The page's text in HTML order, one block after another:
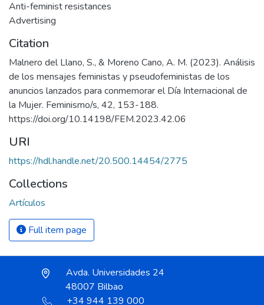
Anti-feminist resistances
Advertising
Citation
Malnero del Llano, S., & Moreno Cano, A. M. (2023). Análisis
de los mensajes feministas y pseudofeministas de los
anuncios lanzados para conmemorar el Día Internacional de
la Mujer. Feminismo/s, 42, 153-188.
https://doi.org/10.14198/FEM.2023.42.06
URI
https://hdl.handle.net/20.500.14454/2775
Collections
Artículos
Full item page
Avda. Universidades 24
48007 Bilbao
+34 944 139 000